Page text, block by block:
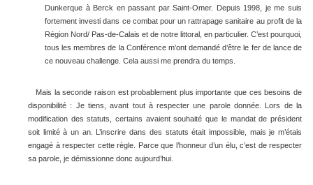
Dunkerque à Berck en passant par Saint-Omer. Depuis 1998, je me suis
fortement investi dans ce combat pour un rattrapage sanitaire au profit de la
Région Nord/ Pas-de-Calais et de notre littoral, en particulier. C’est pourquoi,
tous les membres de la Conférence m’ont demandé d’être le fer de lance de
ce nouveau challenge. Cela aussi me prendra du temps.
Mais la seconde raison est probablement plus importante que ces besoins de
disponibilité : Je tiens, avant tout à respecter une parole donnée. Lors de la
modification des statuts, certains avaient souhaité que le mandat de président
soit limité à un an. L’inscrire dans des statuts était impossible, mais je m’étais
engagé à respecter cette règle. Parce que l’honneur d’un élu, c’est de respecter
sa parole, je démissionne donc aujourd’hui.